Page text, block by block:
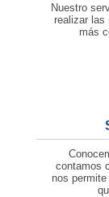
Nuestro
realizar las
más
contamos
nos